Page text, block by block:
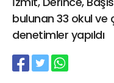
bulunan 33 okul ve
denetimler yapıldı